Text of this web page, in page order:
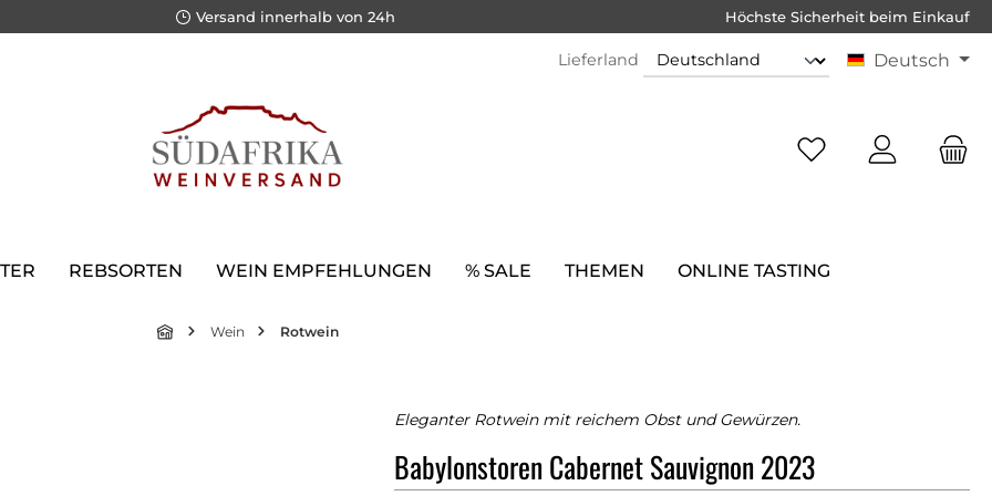
Versand innerhalb von 24h Höchste Sicherheit beim Einkauf
Lieferland Deutsch
REBSORTEN WEIN EMPFEHLUNGEN % SALE THEMEN ONLINE TASTING
Wein Rotwein
Eleganter Rotwein mit reichem Obst und Gewürzen.
Babylonstoren Cabernet Sauvignon 2023